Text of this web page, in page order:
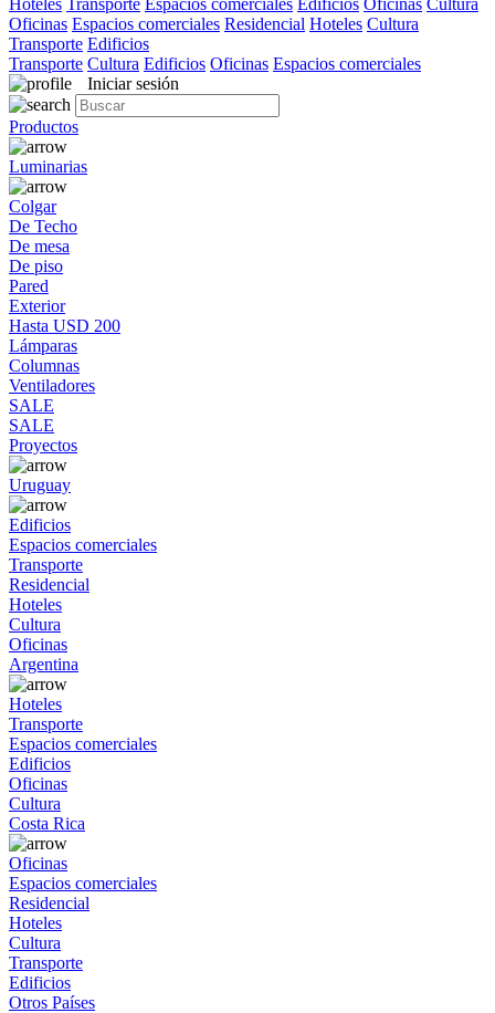
Hoteles Transporte Espacios comerciales Edificios Oficinas Cultura
Oficinas Espacios comerciales Residencial Hoteles Cultura
Transporte Edificios
Transporte Cultura Edificios Oficinas Espacios comerciales
Iniciar sesión
Productos
Luminarias
Colgar
De Techo
De mesa
De piso
Pared
Exterior
Hasta USD 200
Lámparas
Columnas
Ventiladores
SALE
SALE
Proyectos
Uruguay
Edificios
Espacios comerciales
Transporte
Residencial
Hoteles
Cultura
Oficinas
Argentina
Hoteles
Transporte
Espacios comerciales
Edificios
Oficinas
Cultura
Costa Rica
Oficinas
Espacios comerciales
Residencial
Hoteles
Cultura
Transporte
Edificios
Otros Países